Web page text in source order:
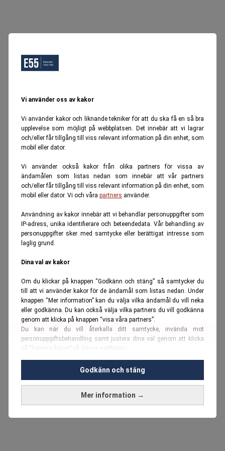
Vi använder oss av kakor
Vi använder kakor och liknande tekniker för att du ska få en så bra
upplevelse som möjligt på webbplatsen. Det innebär att vi lagrar
och/eller får tillgång till viss relevant information på din enhet, som
mobil eller dator.
Vi använder också kakor från olika partners för vissa av
ändamålen som listas nedan som innebär att vår partners
och/eller får tillgång till viss relevant information på din enhet, som
mobil eller dator. Vi och våra partners använder.
Användning av kakor innebär att vi behandlar personuppgifter som
IP-adress, unika identifierare och beteendedata. Vår behandling av
personuppgifter sker med samtycke eller berättigat intresse som
laglig grund.
Dina val av kakor
Om du klickar på knappen “Godkänn och stäng” så samtycker du
till att vi använder kakor för de ändamål som listas nedan. Under
knappen “Mer information” kan du välja vilka ändamål du vill neka
eller godkänna. Du kan också välja vilka partners du vill godkänna
genom att klicka på knappen “visa våra partners”.
Du kan när du vill återkalla ditt samtycke, invända mot
personuppgiftsbehandling samt justera dina val genom att klicka
på “hantera kakor” på denna webbplats.
Du kan fördjupa dig ytterligare i vårcookie-policy
Vi använder kakor och personuppgifter för dessa syften:
Nödvändiga cookies och liknande tekniker, anpassning av
Mer information →
Godkänn och stäng
Oops, Ett fel inträffade.